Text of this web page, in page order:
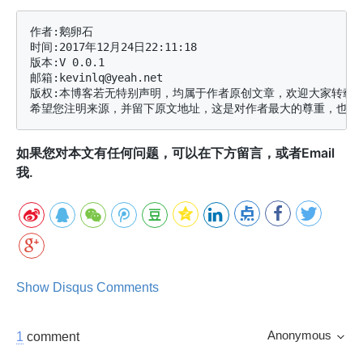
作者:鹅卵石
时间:2017年12月24日22:11:18
版本:V 0.0.1
邮箱:kevinlq@yeah.net
版权:本博客若无特别声明，均属于作者原创文章，欢迎大家转载
如果您对本文有任何问题，可以在下方留言，或者Email
我.
Show Disqus Comments
1 comment Anonymous